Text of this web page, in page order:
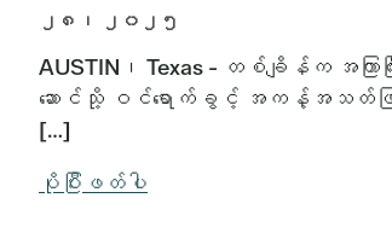
၂၈၊ ၂၀၂၅
AUSTIN၊ Texas - တစ်ချိန်က အကြာ
ဆောင်သို့ ဝင်ရောက်ခွင့် အကန့်အသတ်ဖ
[…]
ပိုပြီးဖတ်ပါ